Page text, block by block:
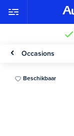
Occasions
Beschikbaar